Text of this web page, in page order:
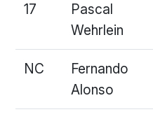
17
Pascal
Wehrlein
NC
Fernando
Alonso